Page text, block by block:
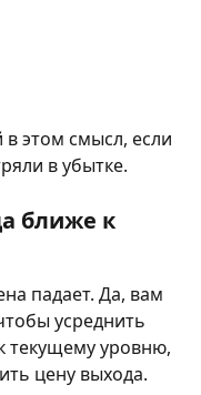
этом смысл, если
в убытке.
ближе к
падает. Да, вам
усреднить
текущему уровню,
цену выхода.